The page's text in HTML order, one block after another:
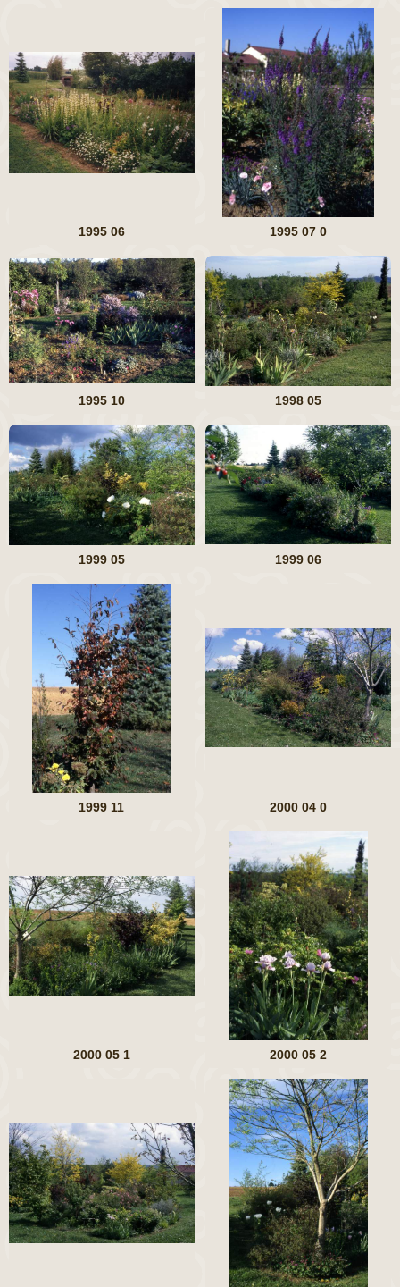
1995 06 1995 07 0
1995 10 1998 05
1999 05 1999 06
1999 11 2000 04 0
2000 05 1 2000 05 2